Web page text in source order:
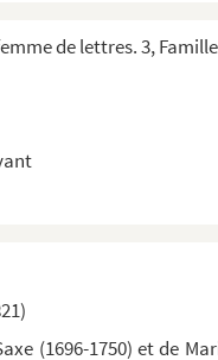
de lettres. 3,
(1696-1750) et de